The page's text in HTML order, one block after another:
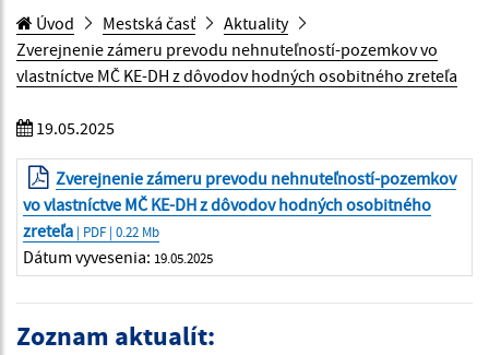
Úvod Mestská časť
Aktuality
Zverejnenie zámeru prevodu nehnuteľností-pozemkov vo
vlastníctve MČ KE-DH z dôvodov hodných osobitného zreteľa
19.05.2025
Zverejnenie zámeru prevodu nehnuteľností-pozemkov
vo vlastníctve MČ KE-DH z dôvodov hodných osobitného
zreteľa | PDF | 0.22 Mb
Dátum vyvesenia: 19.05.2025
Zoznam aktualít: